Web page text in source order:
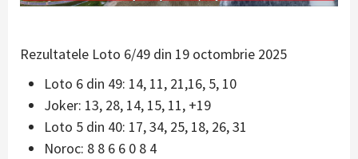
Rezultatele Loto 6/49 din 19 octombrie 2025
Loto 6 din 49: 14, 11, 21,16, 5, 10
Joker: 13, 28, 14, 15, 11, +19
Loto 5 din 40: 17, 34, 25, 18, 26, 31
Noroc: 8 8 6 6 0 8 4